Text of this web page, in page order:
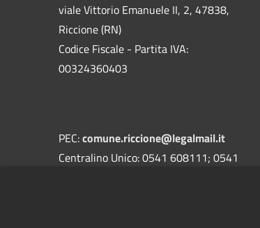
viale Vittorio Emanuele II, 2, 47838,
Riccione (RN)
Codice Fiscale - Partita IVA:
00324360403
PEC:comune.riccione@legalmail.it
Centralino Unico: 0541 608111; 0541